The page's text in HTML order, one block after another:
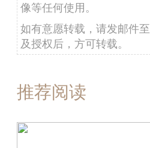
像等任何使用。
如有意愿转载，请发邮件至
及授权后，方可转载。
推荐阅读